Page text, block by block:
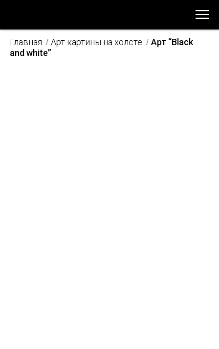
Главная / Арт картины на холсте / Арт “Black
and white”